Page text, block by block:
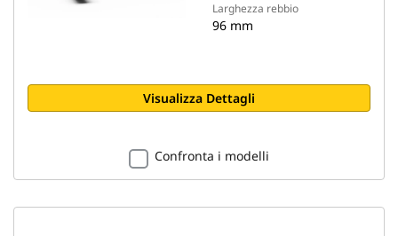
Larghezza rebbio
96 mm
Visualizza Dettagli
Confronta i modelli